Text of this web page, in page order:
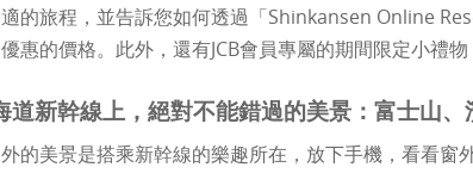
的旅程，並告訴您如何透過「Shinkansen Online
惠的價格。此外，還有JCB會員專屬的期間限定小禮物
道新幹線上，絕對不能錯過的美景：富士山、
的美景是搭乘新幹線的樂趣所在，放下手機，看看窗